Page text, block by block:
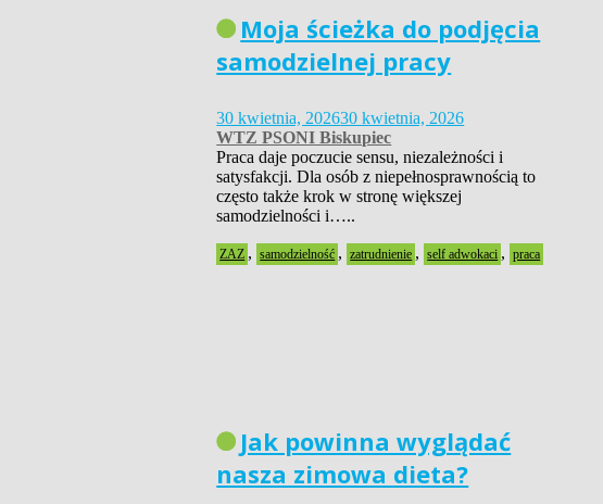
Moja ścieżka do podjęcia
samodzielnej pracy
30 kwietnia, 202630 kwietnia, 2026
WTZ PSONI Biskupiec
Praca daje poczucie sensu, niezależności i
satysfakcji. Dla osób z niepełnosprawnością to
często także krok w stronę większej
samodzielności i…..
ZAZ , samodzielność , zatrudnienie , self adwokaci , praca
Jak powinna wyglądać
nasza zimowa dieta?